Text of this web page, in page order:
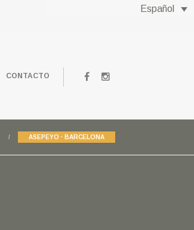
Español
CONTACTO
ASEPEYO · BARCELONA